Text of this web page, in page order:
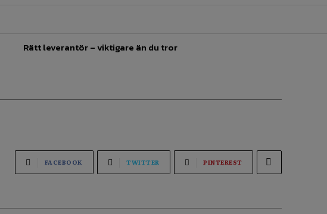
Rätt leverantör – viktigare än du tror
FACEBOOK TWITTER PINTEREST